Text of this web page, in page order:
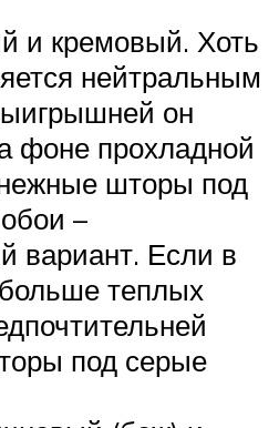
и кремовый. Хоть
нейтральным
он
фоне прохладной
шторы под
–
вариант. Если в
теплых
под серые